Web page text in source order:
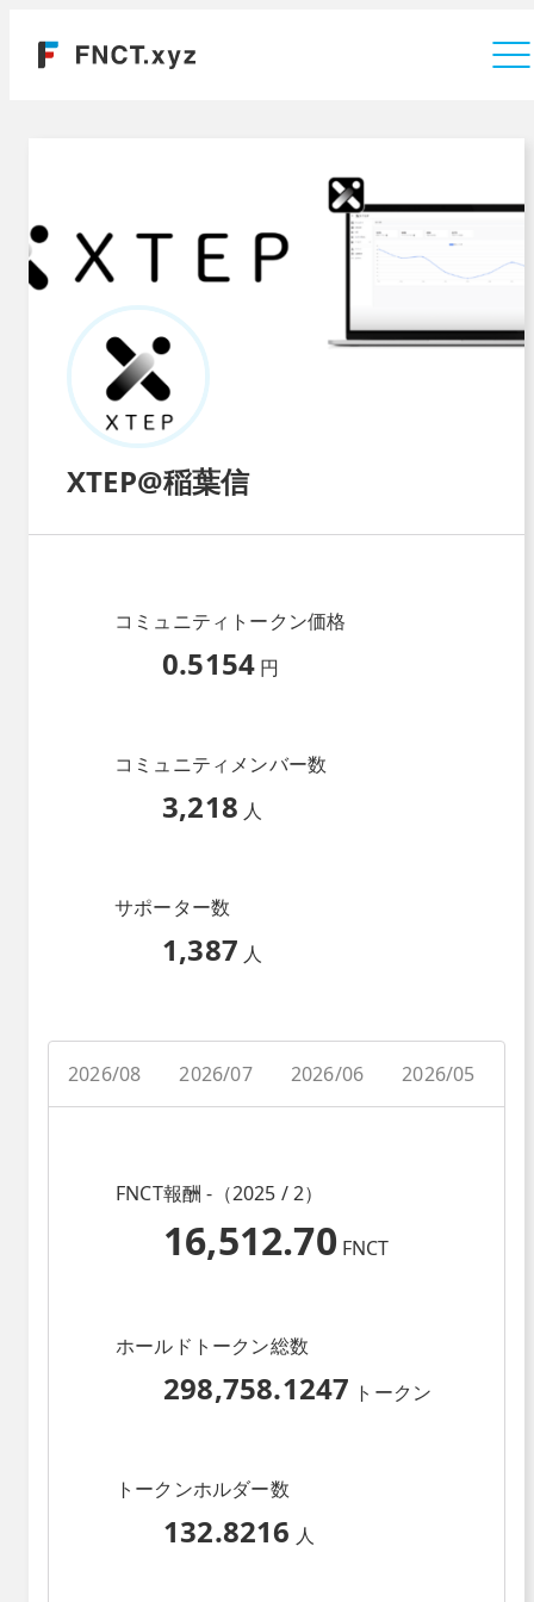
XTEP@稲葉信
コミュニティトークン価格
0.5154 円
コミュニティメンバー数
3,218 人
サポーター数
1,387 人
2026/08 2026/07 2026/06 2026/05
FNCT報酬 -（2025 / 2）
16,512.70 FNCT
ホールドトークン総数
298,758.1247 トークン
トークンホルダー数
132.8216 人